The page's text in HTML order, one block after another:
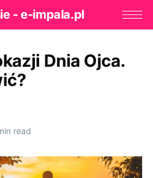
- e-impala.pl
Dnia Ojca.
read